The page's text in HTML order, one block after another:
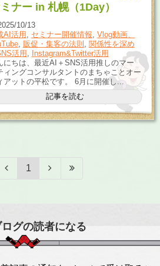
ナー in 札幌（1Day）
10/13
AI活用
セミナー開催情報 Vlog動画、
, 販促・集客の法則
関係性を深め
活用
Instagram&Twitter活用
にちは、最近AI＋SNS活用推しのマー
ィングコンサルタントのまちゃことオー
アットの平松です。 6月に開催し...
記事を読む
1
グの読者になる